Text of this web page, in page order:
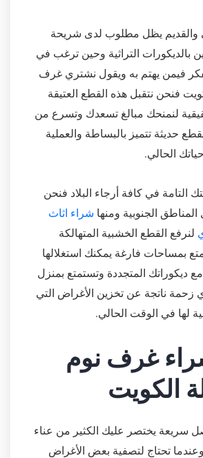
والقديم يظل مطلوب لدى شريحة
بالديكورات التراثية وحين ترغب في
فيمن يهتم به ويقول نشتري غرف
فنحن نتقبل هذه القطع العتيقة
لنمنحك مبالغ تسعدك وتسرع من
حديثة تتميز بالبساطة والعملية
الحالي.
التامة في كافة أرجاء البلاد فنحن
الجنوبية ومنها شراء اثاث
لنرفع القطع الخشبية المتهالكة
بمساحات فارغة يمكنك استغلالها
ديكوراتك المتجددة وتستمتع بمنزل
زحمة ناتجة عن تخزين الأغراض التي
لها في الوقت الحالي.
غرف نوم
الكويت
سريعة يختصر عليك الكثير من عناء
وعندما تحتاج لتصفية بعض الأغراض